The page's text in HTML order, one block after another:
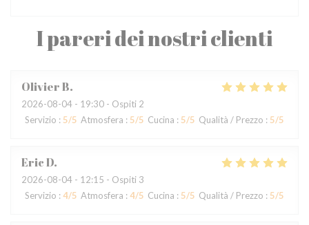
I pareri dei nostri clienti
OlivierB
2026-08-04 - 19:30 - Ospiti 2
Servizio : 5/5 Atmosfera : 5/5 Cucina : 5/5 Qualità / Prezzo : 5/5
EricD
2026-08-04 - 12:15 - Ospiti 3
Servizio : 4/5 Atmosfera : 4/5 Cucina : 5/5 Qualità / Prezzo : 5/5